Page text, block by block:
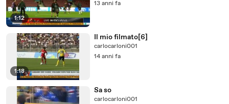
1:12
13 anni fa
1:18
Il mio filmato[6]
carlocarloni001
14 anni fa
Sa so
carlocarloni001